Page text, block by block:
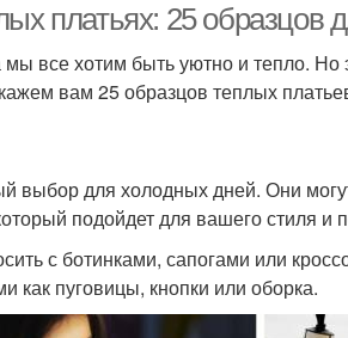
платьях: 25 образцов
все хотим быть уютно и тепло.
вам 25 образцов теплых
выбор для холодных дней. Они
подойдет для вашего стиля и
с ботинками, сапогами или
как пуговицы, кнопки или оборка.